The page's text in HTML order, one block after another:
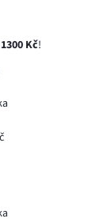
1300 Kč!